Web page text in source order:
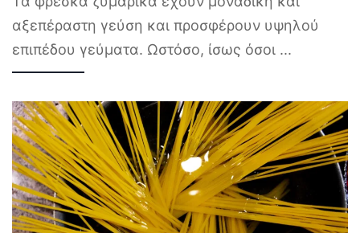
αξεπέραστη γεύση και προσφέρουν υψηλού
επιπέδου γεύματα. Ωστόσο, ίσως όσοι ...